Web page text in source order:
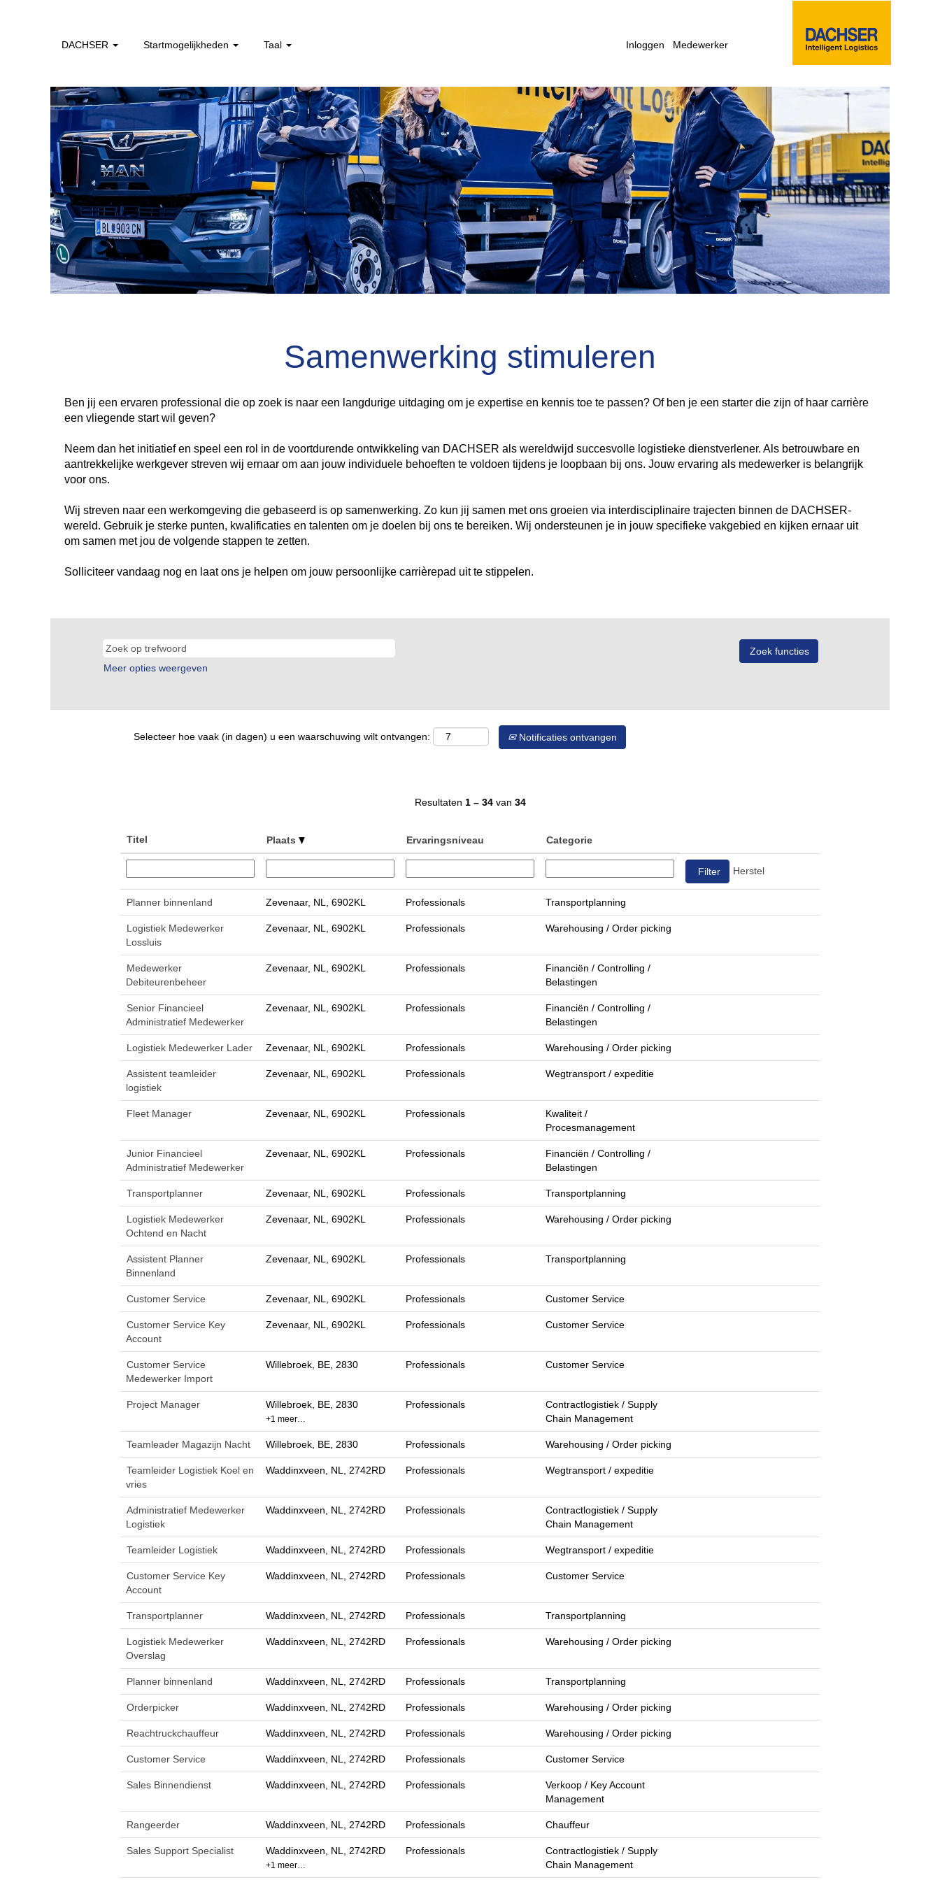
DACHSER Startmogelijkheden Taal Inloggen Medewerker
Samenwerking stimuleren
Ben jij een ervaren professional die op zoek is naar een langdurige uitdaging om je expertise en kennis toe te passen? Of ben je een starter die zijn of haar carrière
een vliegende start wil geven?
Neem dan het initiatief en speel een rol in de voortdurende ontwikkeling van DACHSER als wereldwijd succesvolle logistieke dienstverlener. Als betrouwbare en
aantrekkelijke werkgever streven wij ernaar om aan jouw individuele behoeften te voldoen tijdens je loopbaan bij ons. Jouw ervaring als medewerker is belangrijk
voor ons.
Wij streven naar een werkomgeving die gebaseerd is op samenwerking. Zo kun jij samen met ons groeien via interdisciplinaire trajecten binnen de DACHSER-
wereld. Gebruik je sterke punten, kwalificaties en talenten om je doelen bij ons te bereiken. Wij ondersteunen je in jouw specifieke vakgebied en kijken ernaar uit
om samen met jou de volgende stappen te zetten.
Solliciteer vandaag nog en laat ons je helpen om jouw persoonlijke carrièrepad uit te stippelen.
Meer opties weergeven
Selecteer hoe vaak (in dagen) u een waarschuwing wilt ontvangen: Notificaties ontvangen
Resultaten 1 – 34van 34
Titel Plaats Ervaringsniveau Categorie
Herstel
Planner binnenland Zevenaar, NL, 6902KL Professionals Transportplanning
Logistiek Medewerker
Lossluis
Zevenaar, NL, 6902KL Professionals Warehousing / Order picking
Medewerker
Debiteurenbeheer
Zevenaar, NL, 6902KL Professionals
Financiën / Controlling /
Belastingen
Senior Financieel
Administratief Medewerker
Zevenaar, NL, 6902KL Professionals
Financiën / Controlling /
Belastingen
Logistiek Medewerker Lader Zevenaar, NL, 6902KL Professionals Warehousing / Order picking
Assistent teamleider
logistiek
Zevenaar, NL, 6902KL Professionals Wegtransport / expeditie
Fleet Manager Zevenaar, NL, 6902KL Professionals
Kwaliteit /
Procesmanagement
Junior Financieel
Administratief Medewerker
Zevenaar, NL, 6902KL Professionals
Financiën / Controlling /
Belastingen
Transportplanner Zevenaar, NL, 6902KL Professionals Transportplanning
Logistiek Medewerker
Ochtend en Nacht
Zevenaar, NL, 6902KL Professionals Warehousing / Order picking
Assistent Planner
Binnenland
Zevenaar, NL, 6902KL Professionals Transportplanning
Customer Service Zevenaar, NL, 6902KL Professionals Customer Service
Customer Service Key
Account
Zevenaar, NL, 6902KL Professionals Customer Service
Customer Service
Medewerker Import
Willebroek, BE, 2830 Professionals Customer Service
Project Manager Willebroek, BE, 2830
+1 meer…
Professionals
Contractlogistiek / Supply
Chain Management
Teamleader Magazijn Nacht Willebroek, BE, 2830 Professionals Warehousing / Order picking
Teamleider Logistiek Koel en
vries
Waddinxveen, NL, 2742RD Professionals Wegtransport / expeditie
Administratief Medewerker
Logistiek
Waddinxveen, NL, 2742RD Professionals
Contractlogistiek / Supply
Chain Management
Teamleider Logistiek Waddinxveen, NL, 2742RD Professionals Wegtransport / expeditie
Customer Service Key
Account
Waddinxveen, NL, 2742RD Professionals Customer Service
Transportplanner Waddinxveen, NL, 2742RD Professionals Transportplanning
Logistiek Medewerker
Overslag
Waddinxveen, NL, 2742RD Professionals Warehousing / Order picking
Planner binnenland Waddinxveen, NL, 2742RD Professionals Transportplanning
Orderpicker Waddinxveen, NL, 2742RD Professionals Warehousing / Order picking
Reachtruckchauffeur Waddinxveen, NL, 2742RD Professionals Warehousing / Order picking
Customer Service Waddinxveen, NL, 2742RD Professionals Customer Service
Sales Binnendienst Waddinxveen, NL, 2742RD Professionals
Verkoop / Key Account
Management
Rangeerder Waddinxveen, NL, 2742RD Professionals Chauffeur
Sales Support Specialist Waddinxveen, NL, 2742RD
+1 meer…
Professionals
Contractlogistiek / Supply
Chain Management